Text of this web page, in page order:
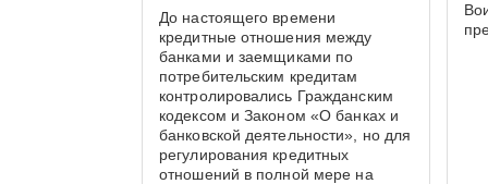
До настоящего времени
кредитные отношения между
банками и заемщиками по
потребительским кредитам
контролировались Гражданским
кодексом и Законом «О банках и
банковской деятельности», но для
регулирования кредитных
отношений в полной мере на